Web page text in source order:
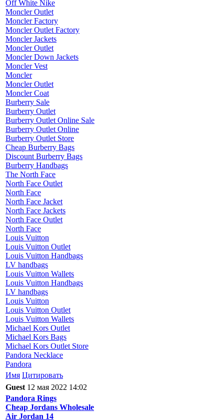
Off White Nike
Moncler Outlet
Moncler Factory
Moncler Outlet Factory
Moncler Jackets
Moncler Outlet
Moncler Down Jackets
Moncler Vest
Moncler
Moncler Outlet
Moncler Coat
Burberry Sale
Burberry Outlet
Burberry Outlet Online Sale
Burberry Outlet Online
Burberry Outlet Store
Cheap Burberry Bags
Discount Burberry Bags
Burberry Handbags
The North Face
North Face Outlet
North Face
North Face Jacket
North Face Jackets
North Face Outlet
North Face
Louis Vuitton
Louis Vuitton Outlet
Louis Vuitton Handbags
LV handbags
Louis Vuitton Wallets
Louis Vuitton Handbags
LV handbags
Louis Vuitton
Louis Vuitton Outlet
Louis Vuitton Wallets
Michael Kors Outlet
Michael Kors Bags
Michael Kors Outlet Store
Pandora Necklace
Pandora
Имя Цитировать
Guest 12 мая 2022 14:02
Pandora Rings
Cheap Jordans Wholesale
Air Jordan 14